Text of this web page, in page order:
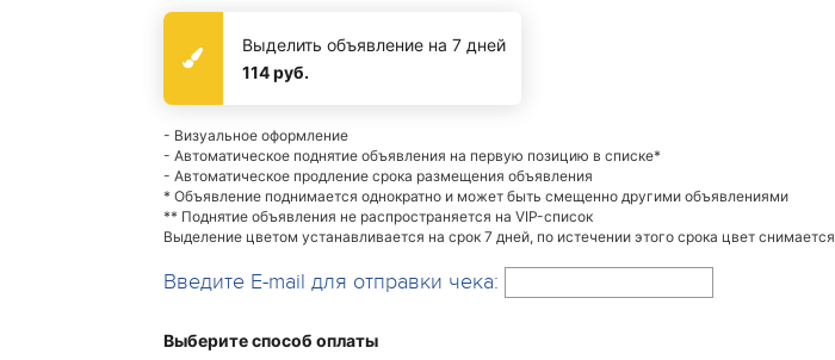
Выделить объявление на 7 дней
114 руб.
- Визуальное оформление
- Автоматическое поднятие объявления на первую позицию в списке*
- Автоматическое продление срока размещения объявления
* Объявление поднимается однократно и может быть смещенно другими объявлениями
** Поднятие объявления не распространяется на VIP-список
Выделение цветом устанавливается на срок 7 дней, по истечении этого срока цвет снимается
Введите E-mail для отправки чека:
Выберите способ оплаты